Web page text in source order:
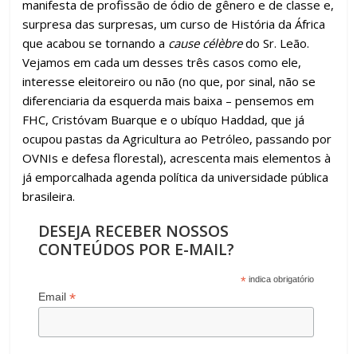
manifesta de profissão de ódio de gênero e de classe e,
surpresa das surpresas, um curso de História da África
que acabou se tornando a cause célèbredo Sr. Leão.
Vejamos em cada um desses três casos como ele,
interesse eleitoreiro ou não (no que, por sinal, não se
diferenciaria da esquerda mais baixa – pensemos em
FHC, Cristóvam Buarque e o ubíquo Haddad, que já
ocupou pastas da Agricultura ao Petróleo, passando por
OVNIs e defesa florestal), acrescenta mais elementos à
já emporcalhada agenda política da universidade pública
brasileira.
DESEJA RECEBER NOSSOS
CONTEÚDOS POR E-MAIL?
* indica obrigatório
Email*